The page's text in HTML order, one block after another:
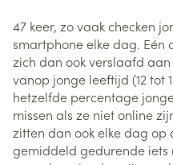
47 keer, zo vaak checken
smartphone elke dag. Eén
zich dan ook verslaafd
vanop jonge leeftijd (12 tot
hetzelfde percentage
missen als ze niet online
zitten dan ook elke dag
gemiddeld gedurende iets